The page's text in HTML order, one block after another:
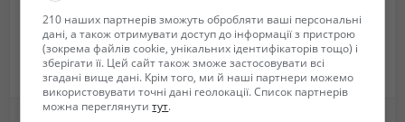
210 наших партнерів зможуть обробляти ваші персональні
дані, а також отримувати доступ до інформації з пристрою
(зокрема файлів cookie, унікальних ідентифікаторів тощо) і
зберігати її. Цей сайт також зможе застосовувати всі
згадані вище дані. Крім того, ми й наші партнери можемо
використовувати точні дані геолокації. Список партнерів
можна переглянутитут.